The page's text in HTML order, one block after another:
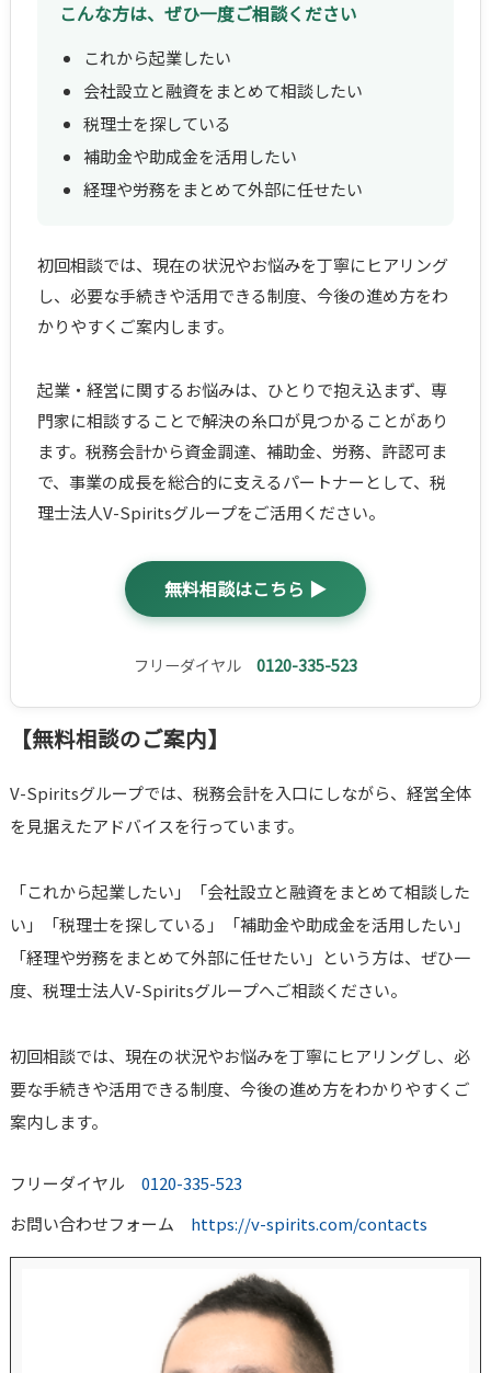
こんな方は、ぜひ一度ご相談ください
これから起業したい
会社設立と融資をまとめて相談したい
税理士を探している
補助金や助成金を活用したい
経理や労務をまとめて外部に任せたい
初回相談では、現在の状況やお悩みを丁寧にヒアリング
し、必要な手続きや活用できる制度、今後の進め方をわ
かりやすくご案内します。
起業・経営に関するお悩みは、ひとりで抱え込まず、専
門家に相談することで解決の糸口が見つかることがあり
ます。税務会計から資金調達、補助金、労務、許認可ま
で、事業の成長を総合的に支えるパートナーとして、税
理士法人V-Spiritsグループをご活用ください。
無料相談はこちら ▶
フリーダイヤル 0120-335-523
【無料相談のご案内】
V-Spiritsグループでは、税務会計を入口にしながら、経営全体
を見据えたアドバイスを行っています。
「これから起業したい」「会社設立と融資をまとめて相談した
い」「税理士を探している」「補助金や助成金を活用したい」
「経理や労務をまとめて外部に任せたい」という方は、ぜひ一
度、税理士法人V-Spiritsグループへご相談ください。
初回相談では、現在の状況やお悩みを丁寧にヒアリングし、必
要な手続きや活用できる制度、今後の進め方をわかりやすくご
案内します。
フリーダイヤル 0120-335-523
お問い合わせフォーム https://v-spirits.com/contacts